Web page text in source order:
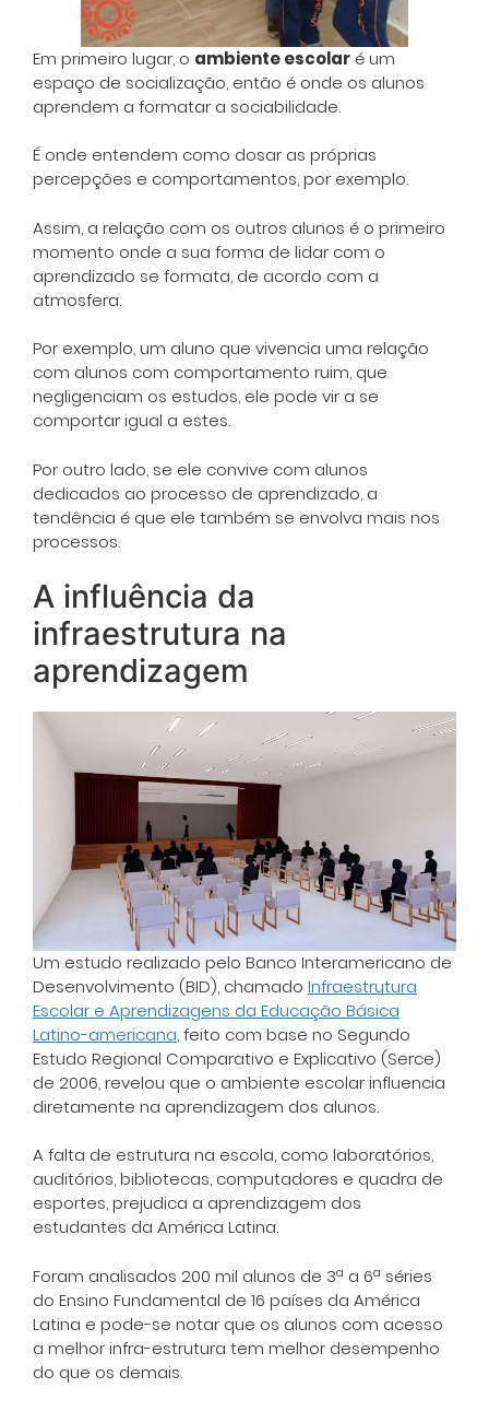
Em primeiro lugar, o ambiente escolar é um
espaço de socialização, então é onde os alunos
aprendem a formatar a sociabilidade.
É onde entendem como dosar as próprias
percepções e comportamentos, por exemplo.
Assim, a relação com os outros alunos é o primeiro
momento onde a sua forma de lidar com o
aprendizado se formata, de acordo com a
atmosfera.
Por exemplo, um aluno que vivencia uma relação
com alunos com comportamento ruim, que
negligenciam os estudos, ele pode vir a se
comportar igual a estes.
Por outro lado, se ele convive com alunos
dedicados ao processo de aprendizado, a
tendência é que ele também se envolva mais nos
processos.
A influência da
infraestrutura na
aprendizagem
Um estudo realizado pelo Banco Interamericano de
Desenvolvimento (BID), chamado Infraestrutura
Escolar e Aprendizagens da Educação Básica
Latino-americana, feito com base no Segundo
Estudo Regional Comparativo e Explicativo (Serce)
de 2006, revelou que o ambiente escolar influencia
diretamente na aprendizagem dos alunos.
A falta de estrutura na escola, como laboratórios,
auditórios, bibliotecas, computadores e quadra de
esportes, prejudica a aprendizagem dos
estudantes da América Latina.
Foram analisados 200 mil alunos de 3ª a 6ª séries
do Ensino Fundamental de 16 países da América
Latina e pode-se notar que os alunos com acesso
a melhor infra-estrutura tem melhor desempenho
do que os demais.